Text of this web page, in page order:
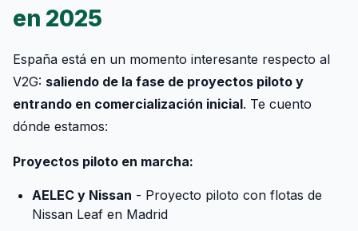
en 2025
España está en un momento interesante respecto al
V2G: saliendo de la fase de proyectos piloto y
entrando en comercialización inicial. Te cuento
dónde estamos:
Proyectos piloto en marcha:
AELEC y Nissan - Proyecto piloto con flotas de
Nissan Leaf en Madrid